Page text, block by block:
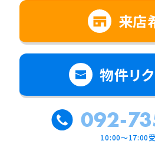
来店
物件リ
092-
10:00～17:00